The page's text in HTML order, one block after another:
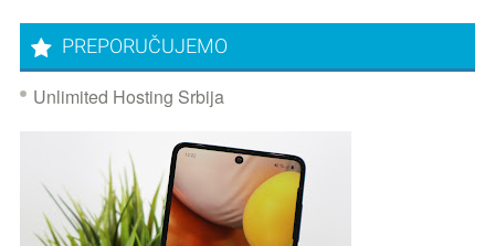
PREPORUČUJEMO
Unlimited Hosting Srbija